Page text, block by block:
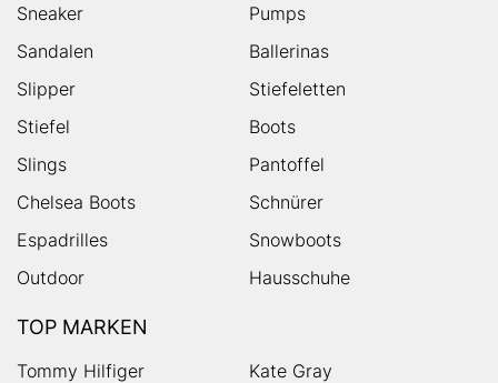
Sneaker
Pumps
Sandalen
Ballerinas
Slipper
Stiefeletten
Stiefel
Boots
Slings
Pantoffel
Chelsea Boots
Schnürer
Espadrilles
Snowboots
Outdoor
Hausschuhe
TOP MARKEN
Tommy Hilfiger
Kate Gray